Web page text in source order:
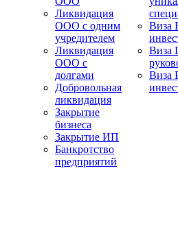
Ликвидация
ООО с одним
учредителем
Ликвидация
ООО с
долгами
Добровольная
ликвидация
Закрытие
бизнеса
Закрытие ИП
Банкротство
предприятий
Виза
Виза
Виза